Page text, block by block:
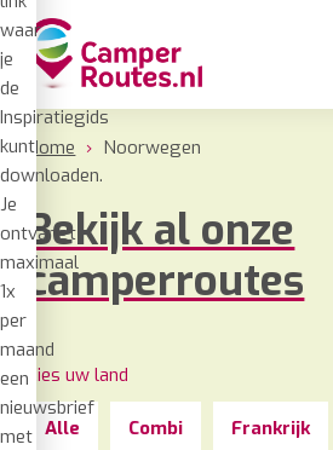
waar
je
de
Inspiratiegids
kunt
downloaden.
Je
ontvangt
maximaal
1x
per
maand
een
nieuwsbrief
met
Home › Noorwegen
Bekijk al onze
camperroutes
Kies uw land
Alle Combi Frankrijk